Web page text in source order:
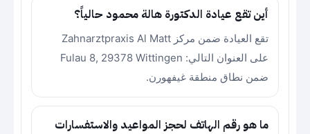
أين تقع عيادة الدكتورة هالة محمود حالياً؟
تقع العيادة ضمن مركز Zahnarztpraxis Al Matt
على العنوان التالي: Fulau 8, 29378 Wittingen
ضمن نطاق منطقة غيفهورن.
ما هو رقم الهاتف لحجز المواعيد والاستفسارات